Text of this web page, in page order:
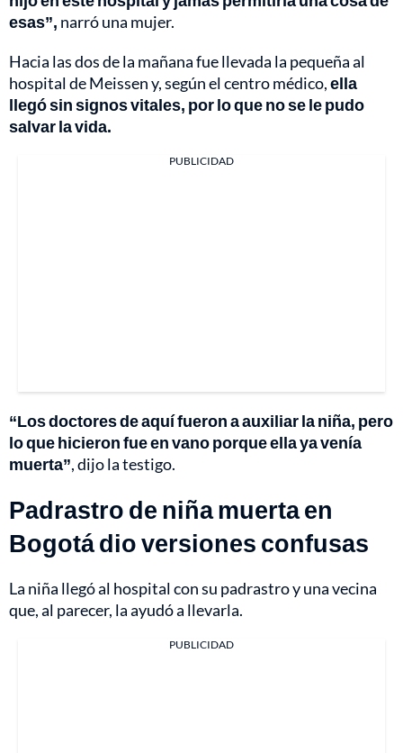
esas”, narró una mujer.
Hacia las dos de la mañana fue llevada la pequeña al
hospital de Meissen y, según el centro médico,ella
llegó sin signos vitales, por lo que no se le pudo
salvar la vida.
PUBLICIDAD
“Los doctores de aquí fueron a auxiliar la niña, pero
lo que hicieron fue en vano porque ella ya venía
muerta”, dijo la testigo.
Padrastro de niña muerta en
Bogotá dio versiones confusas
La niña llegó al hospital con su padrastro y una vecina
que, al parecer, la ayudó a llevarla.
PUBLICIDAD